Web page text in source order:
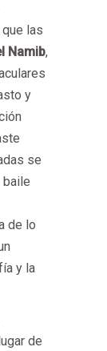
las
Namib,
y
se
baile
de lo
y la
de